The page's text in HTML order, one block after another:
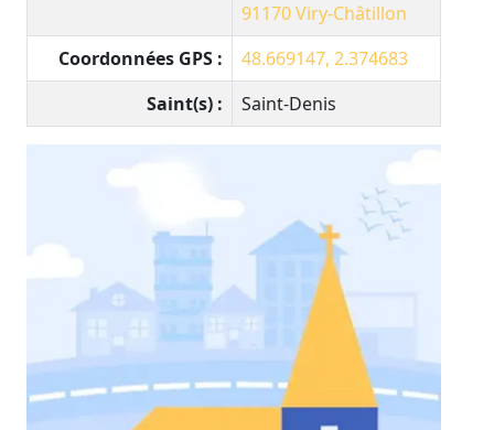
91170Viry-Châtillon
Coordonnées GPS :
48.669147, 2.374683
Saint(s) :
Saint-Denis